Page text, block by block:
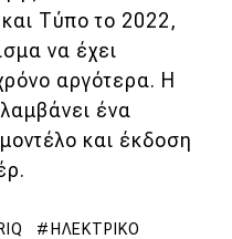
Τύπο το 2022,
να έχει
αργότερα. Η
ένα
και έκδοση
ΗΛΕΚΤΡΙΚΌ